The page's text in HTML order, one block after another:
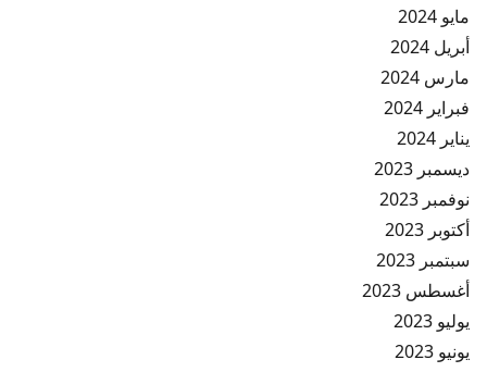
مايو 2024
أبريل 2024
مارس 2024
فبراير 2024
يناير 2024
ديسمبر 2023
نوفمبر 2023
أكتوبر 2023
سبتمبر 2023
أغسطس 2023
يوليو 2023
يونيو 2023